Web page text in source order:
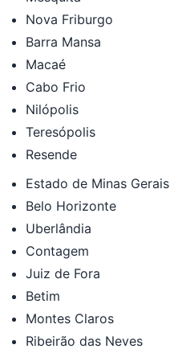
Nova Friburgo
Barra Mansa
Macaé
Cabo Frio
Nilópolis
Teresópolis
Resende
Estado de Minas Gerais
Belo Horizonte
Uberlândia
Contagem
Juiz de Fora
Betim
Montes Claros
Ribeirão das Neves